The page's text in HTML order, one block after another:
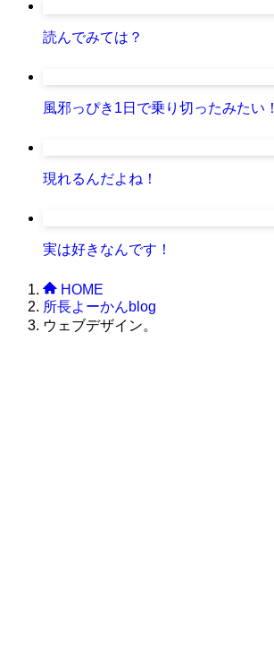
読んでみては？
風邪っぴき1日で乗り切ったみたい！
現れるんだよね！
実は好きなんです！
HOME
所長よーかんblog
ウェブデザイン。